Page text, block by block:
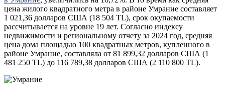
цена жилого квадратного метра в районе Умрание составляет
1 021,36 долларов США (18 504 TL), срок окупаемости
рассчитывается на уровне 19 лет. Согласно индексу
недвижимости и региональному отчету за 2024 год, средняя
цена дома площадью 100 квадратных метров, купленного в
районе Умрание, составляла от 81 899,32 долларов США (1
481 250 TL) до 116 789,38 долларов США (2 110 800 TL).